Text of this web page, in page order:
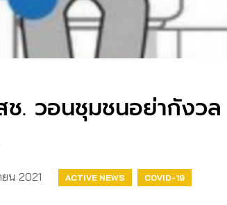
. วอนชุมชนอย่ากังวล
ยน 2021 ACTIVE NEWS COVID-19